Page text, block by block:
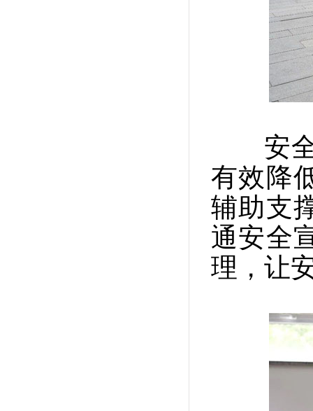
安全
有效降
辅助支
通安全
理，让